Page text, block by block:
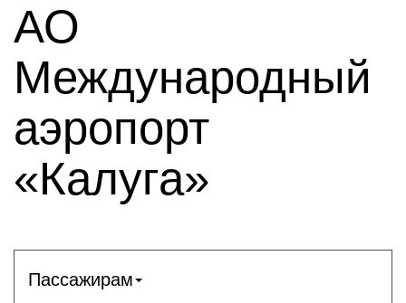
АО
Международный
аэропорт
«Калуга»
Пассажирам